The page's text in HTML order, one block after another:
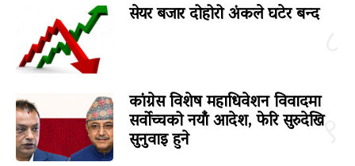
सेयर बजार दोहोरो अंकले घटेर बन्द
९
कांग्रेस विशेष महाधिवेशन विवादमा
सर्वोच्चको नयाँ आदेश, फेरि सुरुदेखि
सुनुवाइ हुने